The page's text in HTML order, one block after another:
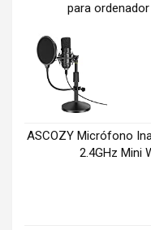
para
ASCOZY Micrófono
2.4GHz Mini